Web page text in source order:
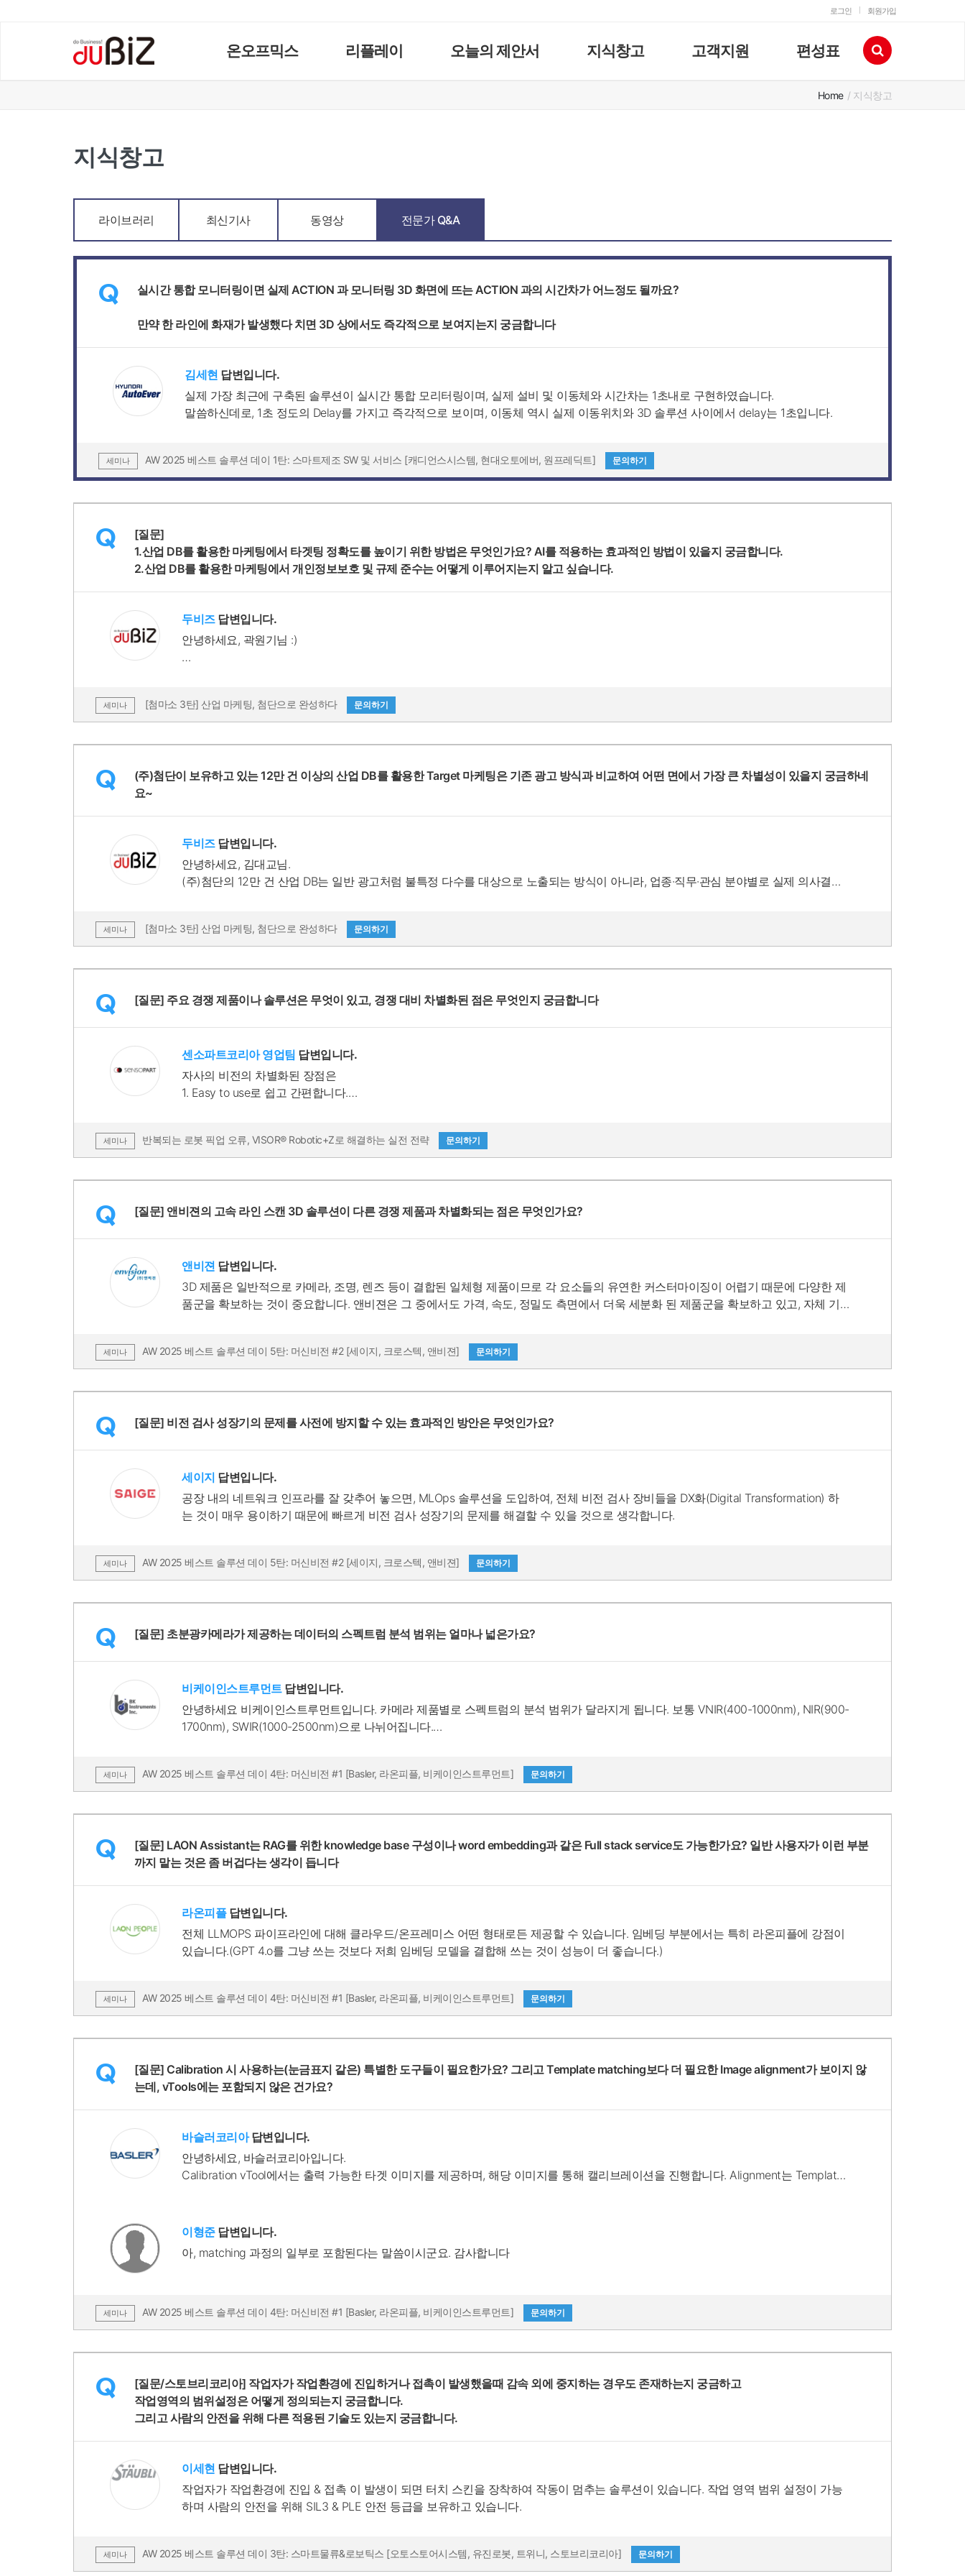
로그인 회원가입
온오프믹스 리플레이 오늘의 제안서 지식창고 고객지원 편성표
Home / 지식창고
지식창고
라이브러리 최신기사 동영상 전문가 Q&A
Q 실시간 통합 모니터링이면 실제 ACTION 과 모니터링 3D 화면에 뜨는 ACTION 과의 시간차가 어느정도 될까요?
만약 한 라인에 화재가 발생했다 치면 3D 상에서도 즉각적으로 보여지는지 궁금합니다
김세현 답변입니다.
실제 가장 최근에 구축된 솔루션이 실시간 통합 모리터링이며, 실제 설비 및 이동체와 시간차는 1초내로 구현하였습니다.
말씀하신데로, 1초 정도의 Delay를 가지고 즉각적으로 보이며, 이동체 역시 실제 이동위치와 3D 솔루션 사이에서 delay는 1초입니다.
세미나 AW 2025 베스트 솔루션 데이 1탄: 스마트제조 SW 및 서비스 [캐디언스시스템, 현대오토에버, 원프레딕트] 문의하기
Q
[질문]
1.산업 DB를 활용한 마케팅에서 타겟팅 정확도를 높이기 위한 방법은 무엇인가요? AI를 적용하는 효과적인 방법이 있을지 궁금합니다.
2.산업 DB를 활용한 마케팅에서 개인정보보호 및 규제 준수는 어떻게 이루어지는지 알고 싶습니다.
두비즈답변입니다.
안녕하세요, 곽원기님 :)
율이 크게 올라갑니다.
2. 개인정보보호와 규제 준수는 저희가 가장 중요하게 관리하는 부분입니다. 두비즈·헬로티 DB는 전시회·웨비나 참가자 등 합법적 경로
중심으로 제공하여 관련 법규를 철저히 준수하고 있습니다.”
세미나 [첨마소 3탄] 산업 마케팅, 첨단으로 완성하다 문의하기
Q
(주)첨단이 보유하고 있는 12만 건 이상의 산업 DB를 활용한 Target 마케팅은 기존 광고 방식과 비교하여 어떤 면에서 가장 큰 차별성이 있을지 궁금하네
요~
두비즈답변입니다.
안녕하세요, 김대교님.
(주)첨단의 12만 건 산업 DB는 일반 광고처럼 불특정 다수를 대상으로 노출되는 방식이 아니라, 업종·직무·관심 분야별로 실제 의사결정
세미나 [첨마소 3탄] 산업 마케팅, 첨단으로 완성하다 문의하기
Q [질문] 주요 경쟁 제품이나 솔루션은 무엇이 있고, 경쟁 대비 차별화된 점은 무엇인지 궁금합니다
센소파트코리아 영업팀 답변입니다.
자사의 비전의 차별화된 장점은
1. Easy to use로 쉽고 간편합니다.
세미나 반복되는 로봇 픽업 오류, VISOR® Robotic+Z로 해결하는 실전 전략 문의하기
Q [질문] 앤비젼의 고속 라인 스캔 3D 솔루션이 다른 경쟁 제품과 차별화되는 점은 무엇인가요?
앤비젼 답변입니다.
3D 제품은 일반적으로 카메라, 조명, 렌즈 등이 결합된 일체형 제품이므로 각 요소들의 유연한 커스터마이징이 어렵기 때문에 다양한 제
품군을 확보하는 것이 중요합니다. 앤비젼은 그 중에서도 가격, 속도, 정밀도 측면에서 더욱 세분화 된 제품군을 확보하고 있고, 자체 기
세미나 AW 2025 베스트 솔루션 데이 5탄: 머신비전 #2 [세이지, 크로스텍, 앤비젼] 문의하기
Q [질문] 비전 검사 성장기의 문제를 사전에 방지할 수 있는 효과적인 방안은 무엇인가요?
세이지 답변입니다.
공장 내의 네트워크 인프라를 잘 갖추어 놓으면, MLOps 솔루션을 도입하여, 전체 비전 검사 장비들을 DX화(Digital Transformation) 하
는 것이 매우 용이하기 때문에 빠르게 비전 검사 성장기의 문제를 해결할 수 있을 것으로 생각합니다.
세미나 AW 2025 베스트 솔루션 데이 5탄: 머신비전 #2 [세이지, 크로스텍, 앤비젼] 문의하기
Q [질문] 초분광카메라가 제공하는 데이터의 스펙트럼 분석 범위는 얼마나 넓은가요?
비케이인스트루먼트답변입니다.
안녕하세요 비케이인스트루먼트입니다. 카메라 제품별로 스펙트럼의 분석 범위가 달라지게 됩니다. 보통 VNIR(400-1000nm), NIR(900-
1700nm), SWIR(1000-2500nm)으로 나뉘어집니다.
세미나 AW 2025 베스트 솔루션 데이 4탄: 머신비전 #1 [Basler, 라온피플, 비케이인스트루먼트] 문의하기
Q
[질문] LAON Assistant는 RAG를 위한 knowledge base 구성이나 word embedding과 같은 Full stack service도 가능한가요? 일반 사용자가 이런 부분
까지 맡는 것은 좀 버겁다는 생각이 듭니다
라온피플답변입니다.
전체 LLMOPS 파이프라인에 대해 클라우드/온프레미스 어떤 형태로든 제공할 수 있습니다. 임베딩 부분에서는 특히 라온피플에 강점이
있습니다.(GPT 4.o를 그냥 쓰는 것보다 저희 임베딩 모델을 결합해 쓰는 것이 성능이 더 좋습니다.)
세미나 AW 2025 베스트 솔루션 데이 4탄: 머신비전 #1 [Basler, 라온피플, 비케이인스트루먼트] 문의하기
Q
[질문] Calibration 시 사용하는(눈금표지 같은) 특별한 도구들이 필요한가요? 그리고 Template matching보다 더 필요한 Image alignment가 보이지 않
는데, vTools에는 포함되지 않은 건가요?
바슬러코리아답변입니다.
안녕하세요, 바슬러코리아입니다.
Calibration vTool에서는 출력 가능한 타겟 이미지를 제공하며, 해당 이미지를 통해 캘리브레이션을 진행합니다. Alignment는 Template
감사합니다.
이형준답변입니다.
아, matching 과정의 일부로 포함된다는 말씀이시군요. 감사합니다
세미나 AW 2025 베스트 솔루션 데이 4탄: 머신비전 #1 [Basler, 라온피플, 비케이인스트루먼트] 문의하기
Q
[질문/스토브리코리아] 작업자가 작업환경에 진입하거나 접촉이 발생했을때 감속 외에 중지하는 경우도 존재하는지 궁금하고
작업영역의 범위설정은 어떻게 정의되는지 궁금합니다.
그리고 사람의 안전을 위해 다른 적용된 기술도 있는지 궁금합니다.
이세현 답변입니다.
작업자가 작업환경에 진입 & 접촉 이 발생이 되면 터치 스킨을 장착하여 작동이 멈추는 솔루션이 있습니다. 작업 영역 범위 설정이 가능
하며 사람의 안전을 위해 SIL3 & PLE 안전 등급을 보유하고 있습니다.
세미나 AW 2025 베스트 솔루션 데이 3탄: 스마트물류&로보틱스 [오토스토어시스템, 유진로봇, 트위니, 스토브리코리아] 문의하기